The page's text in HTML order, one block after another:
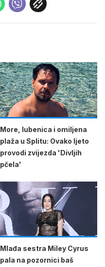
More, lubenica i omiljena
plaža u Splitu: Ovako ljeto
provodi zvijezda 'Divljih
pčela'
Mlađa sestra Miley Cyrus
pala na pozornici baš